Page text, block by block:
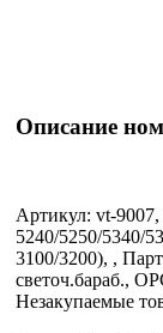
Описание
Артикул: vt-
5240/5250/5340/
3100/3200), ,
светоч.бараб.,
Незакупаемые